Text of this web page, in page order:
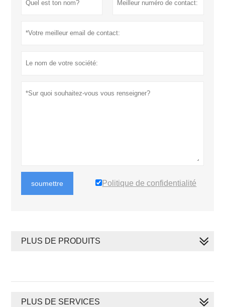
soumettre Politique de confidentialité
PLUS DE PRODUITS
PLUS DE SERVICES